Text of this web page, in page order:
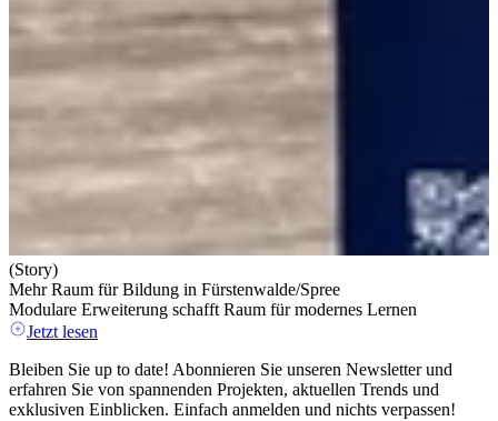
(Story)
Mehr Raum für Bildung in Fürstenwalde/Spree
Modulare Erweiterung schafft Raum für modernes Lernen
Jetzt lesen
Bleiben Sie up to date! Abonnieren Sie unseren Newsletter und
erfahren Sie von spannenden Projekten, aktuellen Trends und
exklusiven Einblicken. Einfach anmelden und nichts verpassen!